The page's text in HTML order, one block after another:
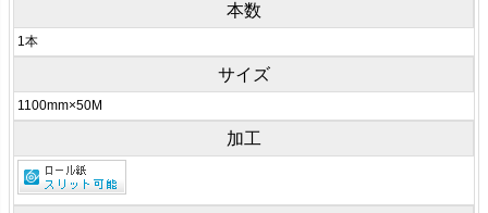
本数
1本
サイズ
1100mm×50M
加工